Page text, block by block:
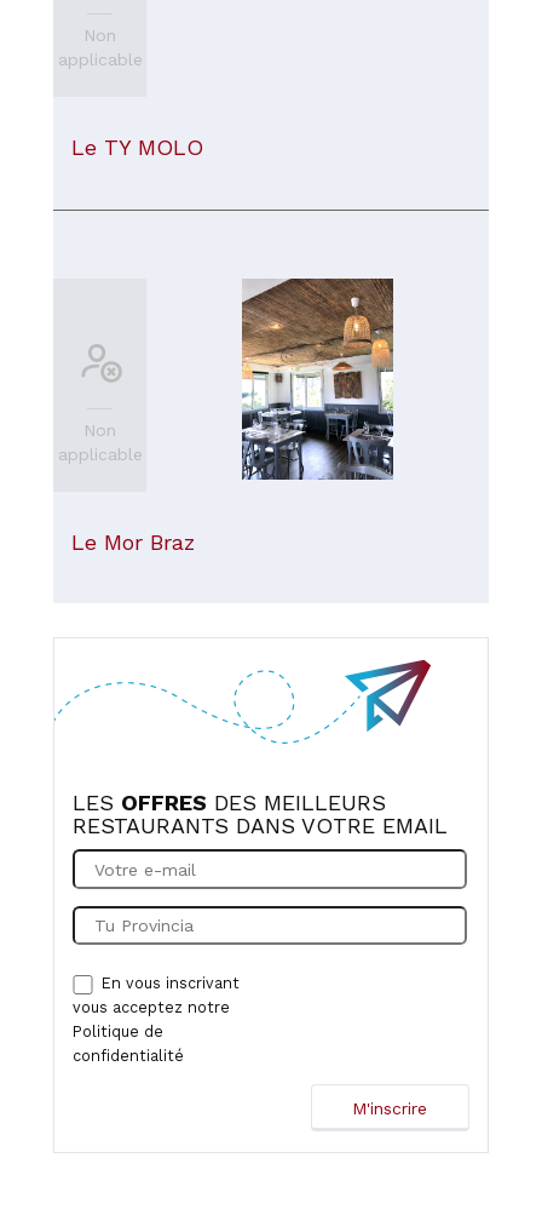
Non
applicable
Le TY MOLO
Non
applicable
Le Mor Braz
LES OFFRES DES MEILLEURS
RESTAURANTS DANS VOTRE EMAIL
En vous inscrivant
vous acceptez notre
Politique de
confidentialité